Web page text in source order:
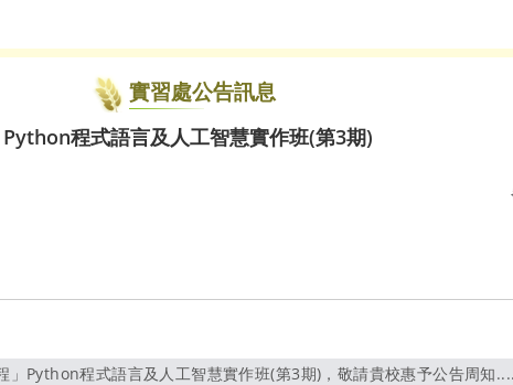
實習處公告訊息
Python程式語言及人工智慧實作班(第3期)
」Python程式語言及人工智慧實作班(第3期)，敬請貴校惠予公告周知